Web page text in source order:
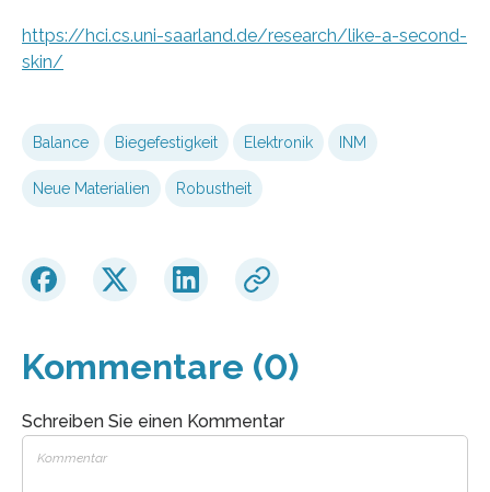
https://hci.cs.uni-saarland.de/research/like-a-second-
skin/
Balance Biegefestigkeit Elektronik INM
Neue Materialien Robustheit
Kommentare (0)
Schreiben Sie einen Kommentar